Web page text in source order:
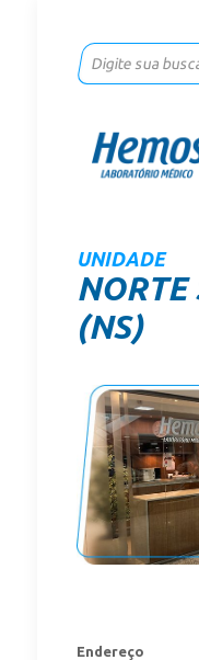
UNIDADE
NORTE
(NS)
Endereço